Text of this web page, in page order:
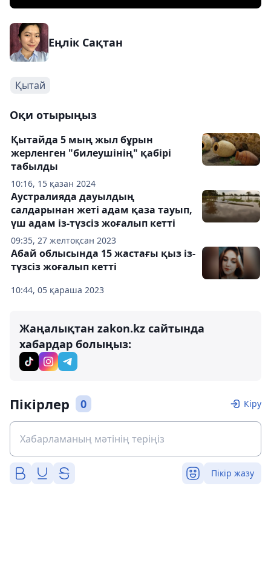
Еңлік Сақтан
Қытай
Оқи отырыңыз
10:16, 15 қазан 2024
Қытайда 5 мың жыл бұрын
жерленген "билеушінің" қабірі
табылды
09:35, 27 желтоқсан 2023
Аустралияда дауылдың
салдарынан жеті адам қаза тауып,
үш адам із-түзсіз жоғалып кетті
10:44, 05 қараша 2023
Абай облысында 15 жастағы қыз із-
түзсіз жоғалып кетті
Жаңалықтан zakon.kz сайтында
хабардар болыңыз:
Пікірлер 0 Кіру
Пікір жазу